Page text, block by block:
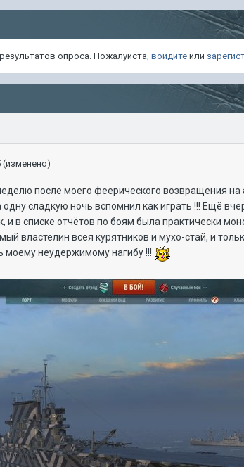
опроса. Пожалуйста,войдите или
(изменено)
после моего феерического возвращения на
одну сладкую ночь вспомнил как играть !!! Ещё
в списке отчётов по боям была практически
властелин всея курятников и мухо-стай, и
моему неудержимому нагибу !!!